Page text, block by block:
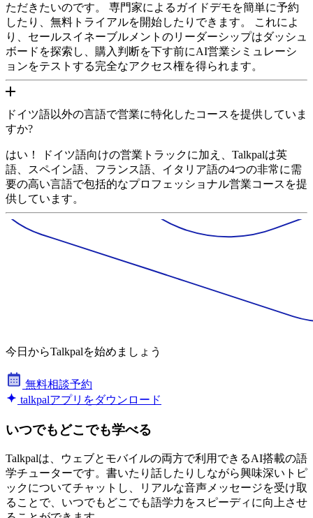
ただきたいのです。 専門家によるガイドデモを簡単に予約
したり、無料トライアルを開始したりできます。 これによ
り、セールスイネーブルメントのリーダーシップはダッシュ
ボードを探索し、購入判断を下す前にAI営業シミュレーシ
ョンをテストする完全なアクセス権を得られます。
ドイツ語以外の言語で営業に特化したコースを提供していま
すか?
はい！ ドイツ語向けの営業トラックに加え、Talkpalは英
語、スペイン語、フランス語、イタリア語の4つの非常に需
要の高い言語で包括的なプロフェッショナル営業コースを提
供しています。
今日からTalkpalを始めましょう
無料相談予約
talkpalアプリをダウンロード
いつでもどこでも学べる
Talkpalは、ウェブとモバイルの両方で利用できるAI搭載の語
学チューターです。書いたり話したりしながら興味深いトピ
ックについてチャットし、リアルな音声メッセージを受け取
ることで、いつでもどこでも語学力をスピーディに向上させ